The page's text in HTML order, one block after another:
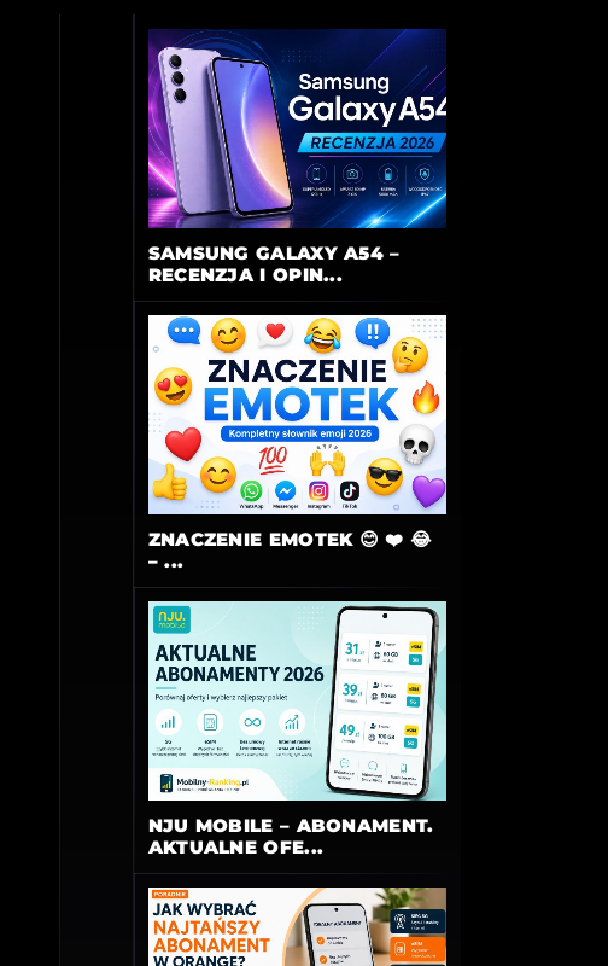
SAMSUNG GALAXY A54 –
RECENZJA I OPIN...
ZNACZENIE EMOTEK 😊 ❤️ 😂
– ...
NJU MOBILE – ABONAMENT.
AKTUALNE OFE...